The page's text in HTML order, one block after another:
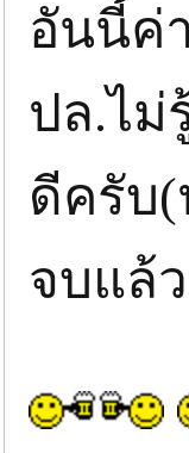
อันนี้ค่
ปล.ไม่
ดีครับ(
จบแล้